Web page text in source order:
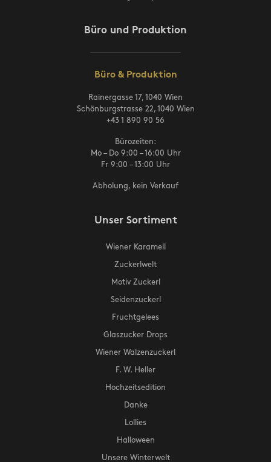
Büro und Produktion
Büro & Produktion
Rainergasse 17, 1040 Wien
Schönburgstrasse 22, 1040 Wien
+43 1 890 90 56
Bürozeiten:
Mo – Do 9:00 – 16:00 Uhr
Fr 9:00 – 13:00 Uhr
Abholung, kein Verkauf
Unser Sortiment
Wiener Karamell
Zuckerlwelt
Motiv Zuckerl
Seidenzuckerl
Fruchtgelees
Glaszucker Drops
Wiener Walzenzuckerl
F. W. Heller
Hochzeitsedition
Danke
Lollies
Halloween
Unsere Winterwelt